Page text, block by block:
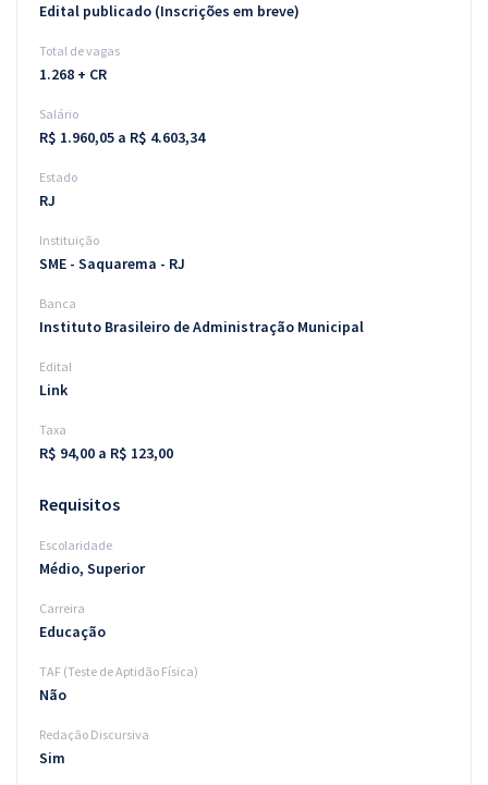
Blog
Aprovados
Atendimento
Edital publicado (Inscrições em breve)
Total de vagas
1.268 + CR
Salário
R$ 1.960,05 a R$ 4.603,34
Estado
RJ
Instituição
SME - Saquarema - RJ
Banca
Instituto Brasileiro de Administração Municipal
Edital
Link
Taxa
R$ 94,00 a R$ 123,00
Requisitos
Escolaridade
Médio, Superior
Carreira
Educação
TAF (Teste de Aptidão Física)
Não
Redação Discursiva
Sim